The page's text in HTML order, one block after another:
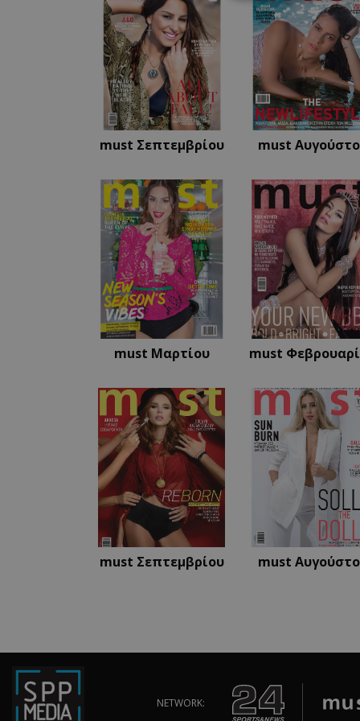
must Σεπτεμβρίου must
must Μαρτίου must
must Σεπτεμβρίου must
NETWORK:
Τα απολύτως
διαχείριση
Ονοματεπώνυμο
PinToTopCookie
__cf_bm
__cf_bm
LangCookie
_scc_session
PHPSESSID